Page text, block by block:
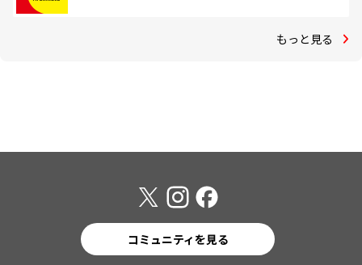
もっと見る
コミュニティを見る